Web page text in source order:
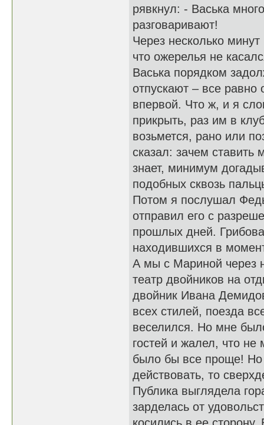
рявкнул: - Васька
разговаривают!
Через несколько
что ожерелья не
Васька порядком
отпускают – все равно
впервой. Что ж, и я
прикрыть, раз им в
возьмется, рано или
сказал: зачем
знает, минимум
подобных сквозь
Потом я послушал
отправил его с
прошлых дней. Грибова
находившихся в
А мы с Мариной через
театр двойников на
двойник Ивана
всех стилей, поезда
веселился. Но мне
гостей и жалел, что не
было бы все проще! Но
действовать, то
Публика выглядела
зарделась от